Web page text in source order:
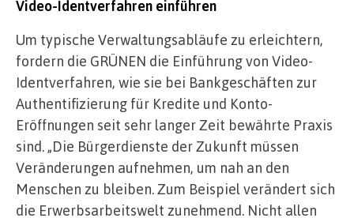
Video-Identverfahren einführen
Um typische Verwaltungsabläufe zu erleichtern,
fordern die GRÜNEN die Einführung von Video-
Identverfahren, wie sie bei Bankgeschäften zur
Authentifizierung für Kredite und Konto-
Eröffnungen seit sehr langer Zeit bewährte Praxis
sind. „Die Bürgerdienste der Zukunft müssen
Veränderungen aufnehmen, um nah an den
Menschen zu bleiben. Zum Beispiel verändert sich
die Erwerbsarbeitswelt zunehmend. Nicht allen